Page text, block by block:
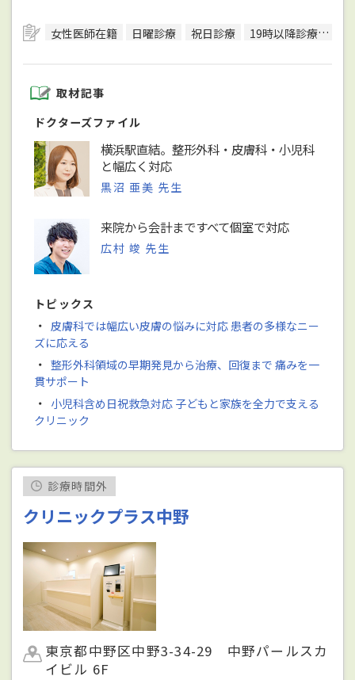
女性医師在籍 日曜診療 祝日診療 19時以降診療可
取材記事
ドクターズファイル
横浜駅直結。整形外科・皮膚科・小児科
と幅広く対応
黒沼 亜美 先生
来院から会計まですべて個室で対応
広村 竣 先生
トピックス
・ 皮膚科では幅広い皮膚の悩みに対応 患者の多様なニー
ズに応える
・ 整形外科領域の早期発見から治療、回復まで 痛みを一
貫サポート
・ 小児科含め日祝救急対応 子どもと家族を全力で支える
クリニック
診療時間外
クリニックプラス中野
東京都中野区中野3-34-29 中野パールスカ
イビル 6F